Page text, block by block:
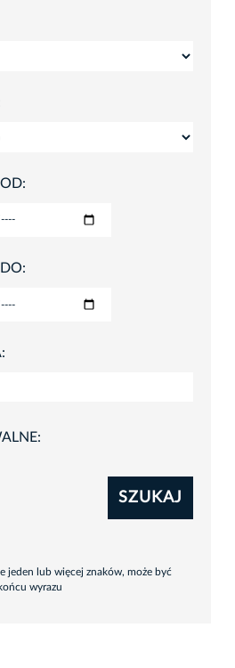
SZUKAJ
jeden lub więcej znaków, może być
wyrazu